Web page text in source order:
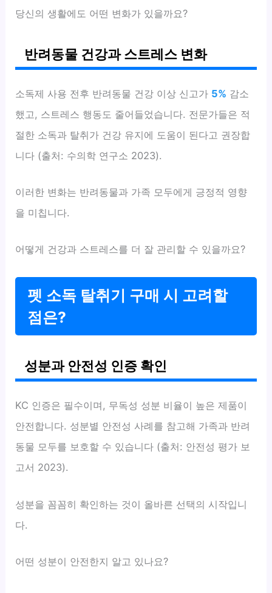
당신의 생활에도 어떤 변화가 있을까요?
반려동물 건강과 스트레스 변화
소독제 사용 전후 반려동물 건강 이상 신고가 5% 감소
했고, 스트레스 행동도 줄어들었습니다. 전문가들은 적
절한 소독과 탈취가 건강 유지에 도움이 된다고 권장합
니다 (출처: 수의학 연구소 2023).
이러한 변화는 반려동물과 가족 모두에게 긍정적 영향
을 미칩니다.
어떻게 건강과 스트레스를 더 잘 관리할 수 있을까요?
펫 소독 탈취기 구매 시 고려할
점은?
성분과 안전성 인증 확인
KC 인증은 필수이며, 무독성 성분 비율이 높은 제품이
안전합니다. 성분별 안전성 사례를 참고해 가족과 반려
동물 모두를 보호할 수 있습니다 (출처: 안전성 평가 보
고서 2023).
성분을 꼼꼼히 확인하는 것이 올바른 선택의 시작입니
다.
어떤 성분이 안전한지 알고 있나요?